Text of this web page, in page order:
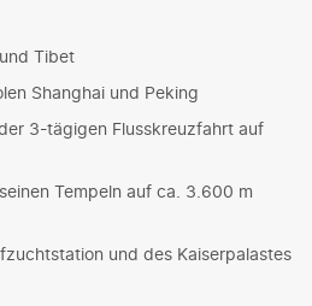
Tibet
Shanghai und Peking
3-tägigen Flusskreuzfahrt auf
Tempeln auf ca. 3.600 m
und des Kaiserpalastes